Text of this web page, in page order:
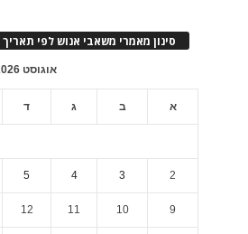
סינון מאמרי משאבי אנוש לפי תאריך
אוגוסט 2026
א ב ג ד
2
3
4
5
9
10
11
12